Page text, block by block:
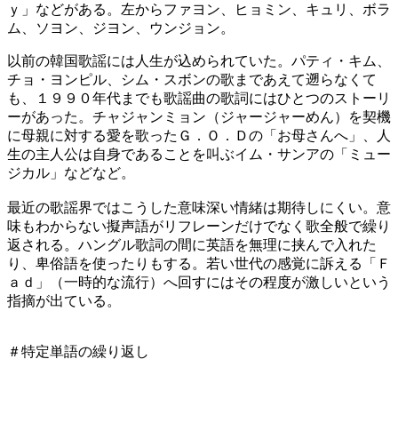
ｙ」などがある。左からファヨン、ヒョミン、キュリ、ボラ
ム、ソヨン、ジヨン、ウンジョン。
以前の韓国歌謡には人生が込められていた。パティ・キム、
チョ・ヨンピル、シム・スボンの歌まであえて遡らなくて
も、１９９０年代までも歌謡曲の歌詞にはひとつのストーリ
ーがあった。チャジャンミョン（ジャージャーめん）を契機
に母親に対する愛を歌ったＧ．Ｏ．Ｄの「お母さんへ」、人
生の主人公は自身であることを叫ぶイム・サンアの「ミュー
ジカル」などなど。
最近の歌謡界ではこうした意味深い情緒は期待しにくい。意
味もわからない擬声語がリフレーンだけでなく歌全般で繰り
返される。ハングル歌詞の間に英語を無理に挟んで入れた
り、卑俗語を使ったりもする。若い世代の感覚に訴える「Ｆ
ａｄ」（一時的な流行）へ回すにはその程度が激しいという
指摘が出ている。
＃特定単語の繰り返し